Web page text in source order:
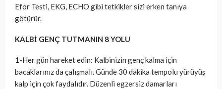
Efor Testi, EKG, ECHO gibi tetkikler sizi erken tanıya
götürür.
KALBİ GENÇ TUTMANIN 8 YOLU
1-Her gün hareket edin: Kalbinizin genç kalma için
bacaklarınız da çalışmalı. Günde 30 dakika tempolu yürüyüş
kalp için çok faydalıdır. Düzenli egzersiz damarları